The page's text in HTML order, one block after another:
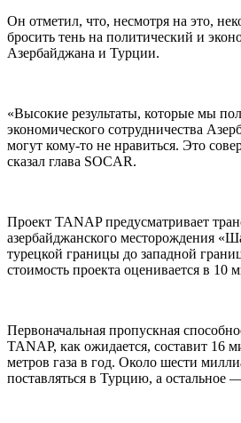
Он отметил, что, несмотря на это,
бросить тень на политический и
Азербайджана и Турции.
«Высокие результаты, которые мы
экономического сотрудничества
могут кому-то не нравиться. Это
сказал глава SOCAR.
Проект TANAP предусматривает
азербайджанского месторождения
турецкой границы до западной
стоимость проекта оценивается в 10
Первоначальная пропускная
TANAP, как ожидается, составит 16
метров газа в год. Около шести
поставляться в Турцию, а остальное